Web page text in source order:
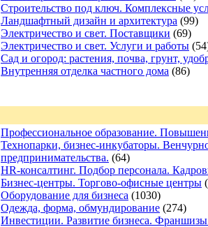
Строительство под ключ. Комплексные
Ландшафтный дизайн и архитектура (99)
Электричество и свет. Поставщики (69)
Электричество и свет. Услуги и работы
Сад и огород: растения, почва, грунт,
Внутренняя отделка частного дома (86)
Профессиональное образование.
Технопарки, бизнес-инкубаторы.
предпринимательства. (64)
HR-консалтинг. Подбор персонала.
Бизнес-центры. Торгово-офисные центры
Оборудование для бизнеса (1030)
Одежда, форма, обмундирование (274)
Инвестиции. Развитие бизнеса.